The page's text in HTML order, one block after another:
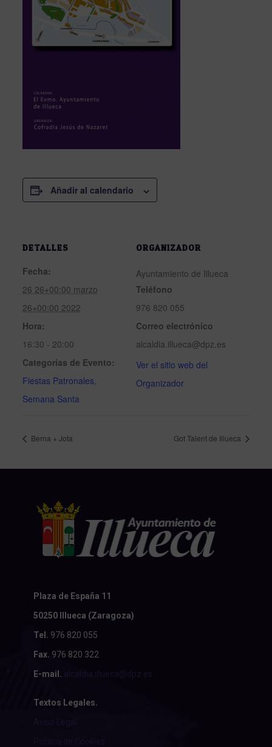
Añadir al calendario
DETALLES
Fecha:
26 26+00:00 marzo
26+00:00 2022
Hora:
16:30 - 20:00
Categorías de Evento:
Fiestas Patronales,
Semana Santa
ORGANIZADOR
Ayuntamiento de Illueca
Teléfono
976 820 055
Correo electrónico
alcaldia.illueca@dpz.es
Ver el sitio web del
Organizador
Berna + Jota Got Talent de Illueca
Plaza de España 11
50250 Illueca (Zaragoza)
Tel. 976 820 055
Fax. 976 820 322
E-mail. alcaldia.illueca@dpz.es
Textos Legales.
Aviso Legal
Política de Cookies